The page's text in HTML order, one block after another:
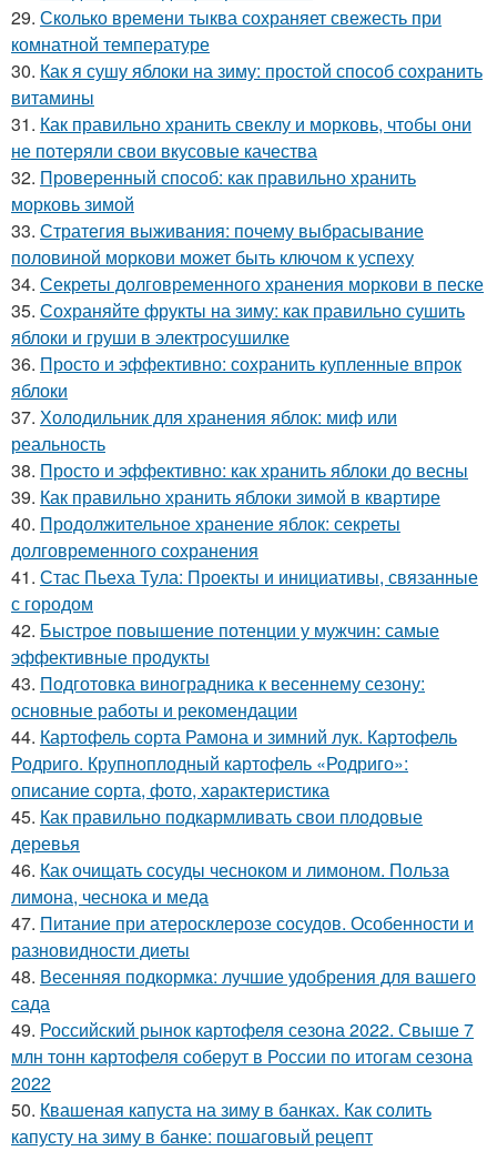
29. Сколько времени тыква сохраняет свежесть при
комнатной температуре
30. Как я сушу яблоки на зиму: простой способ сохранить
витамины
31. Как правильно хранить свеклу и морковь, чтобы они
не потеряли свои вкусовые качества
32. Проверенный способ: как правильно хранить
морковь зимой
33. Стратегия выживания: почему выбрасывание
половиной моркови может быть ключом к успеху
34. Секреты долговременного хранения моркови в песке
35. Сохраняйте фрукты на зиму: как правильно сушить
яблоки и груши в электросушилке
36. Просто и эффективно: сохранить купленные впрок
яблоки
37. Холодильник для хранения яблок: миф или
реальность
38. Просто и эффективно: как хранить яблоки до весны
39. Как правильно хранить яблоки зимой в квартире
40. Продолжительное хранение яблок: секреты
долговременного сохранения
41. Стас Пьеха Тула: Проекты и инициативы, связанные
с городом
42. Быстрое повышение потенции у мужчин: самые
эффективные продукты
43. Подготовка виноградника к весеннему сезону:
основные работы и рекомендации
44. Картофель сорта Рамона и зимний лук. Картофель
Родриго. Крупноплодный картофель «Родриго»:
описание сорта, фото, характеристика
45. Как правильно подкармливать свои плодовые
деревья
46. Как очищать сосуды чесноком и лимоном. Польза
лимона, чеснока и меда
47. Питание при атеросклерозе сосудов. Особенности и
разновидности диеты
48. Весенняя подкормка: лучшие удобрения для вашего
сада
49. Российский рынок картофеля сезона 2022. Свыше 7
млн тонн картофеля соберут в России по итогам сезона
2022
50. Квашеная капуста на зиму в банках. Как солить
капусту на зиму в банке: пошаговый рецепт